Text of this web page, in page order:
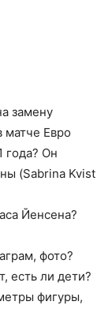
замену
матче Евро
года? Он
(Sabrina Kvist
Йенсена?
фото?
есть ли дети?
фигуры,